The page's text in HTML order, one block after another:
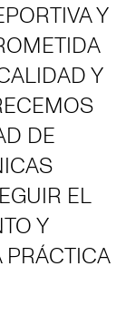
Y
Y
DE
EL
Y